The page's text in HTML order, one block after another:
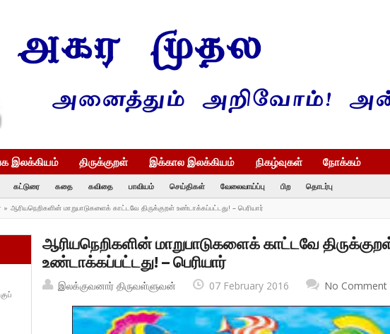
இலக்கியம் திருக்குறள் இக்கால இலக்கியம் நிகழ்வுகள் நோக்கம்
கட்டுரை கதை கவிதை பாவியம் செய்திகள் வேலைவாய்ப்பு பிற தொடர்பு
» ஆரியநெறிகளின் மாறுபாடுகளைக் காட்டவே திருக்குறள் உண்டாக்கப்பட்டது! – பெரியார்
ஆரியநெறிகளின் மாறுபாடுகளைக் காட்டவே
உண்டாக்கப்பட்டது! – பெரியார்
இலக்குவனார் திருவள்ளுவன் 07 February 2016 No Comment